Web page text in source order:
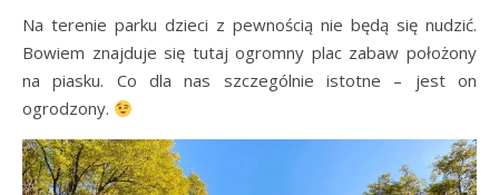
Na terenie parku dzieci z pewnością nie będą się nudzić.
Bowiem znajduje się tutaj ogromny plac zabaw położony
na piasku. Co dla nas szczególnie istotne – jest on
ogrodzony.